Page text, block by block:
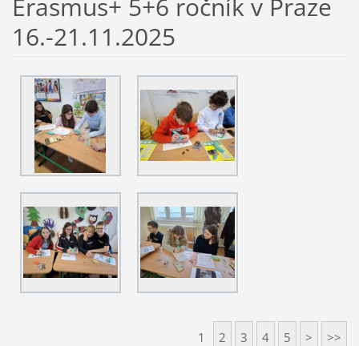
16.-21.11.2025
1 2 3 4 5 > >>